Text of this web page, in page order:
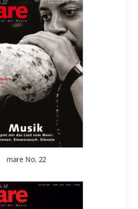
mare No. 22